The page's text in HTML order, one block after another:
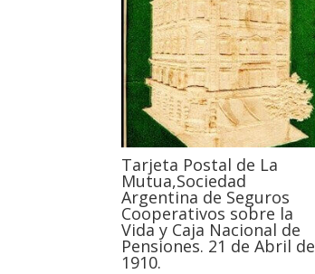
Tarjeta Postal de La
Mutua,Sociedad
Argentina de Seguros
Cooperativos sobre la
Vida y Caja Nacional de
Pensiones. 21 de Abril de
1910.